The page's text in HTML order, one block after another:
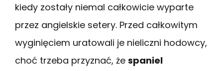
kiedy zostały niemal całkowicie wyparte
przez angielskie setery. Przed całkowitym
wyginięciem uratowali je nieliczni hodowcy,
choć trzeba przyznać, że spaniel